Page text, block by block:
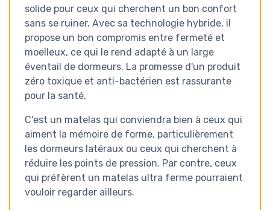
solide pour ceux qui cherchent un bon confort
sans se ruiner. Avec sa technologie hybride, il
propose un bon compromis entre fermeté et
moelleux, ce qui le rend adapté à un large
éventail de dormeurs. La promesse d'un produit
zéro toxique et anti-bactérien est rassurante
pour la santé.
C'est un matelas qui conviendra bien à ceux qui
aiment la mémoire de forme, particulièrement
les dormeurs latéraux ou ceux qui cherchent à
réduire les points de pression. Par contre, ceux
qui préfèrent un matelas ultra ferme pourraient
vouloir regarder ailleurs.